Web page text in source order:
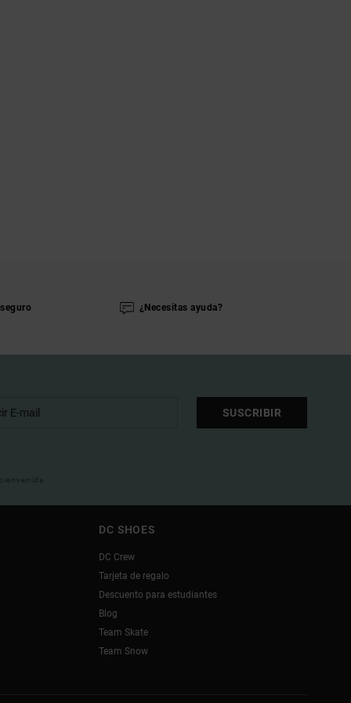
¿Necesitas ayuda?
SUSCRIBIR
DC SHOES
DC Crew
Tarjeta de regalo
Descuento para estudiantes
Blog
Team Skate
Team Snow